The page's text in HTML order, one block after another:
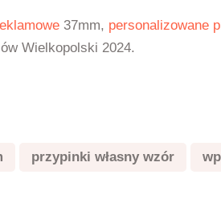
37mm, personalizowane
Wielkopolski 2024.
przypinki własny wzór